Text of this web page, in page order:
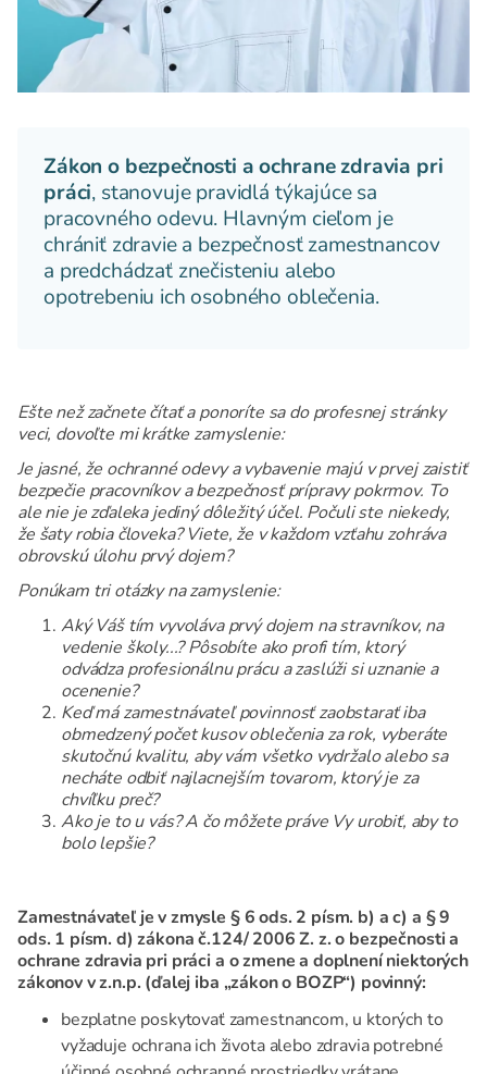
Zákon o bezpečnosti a ochrane zdravia pri
práci, stanovuje pravidlá týkajúce sa
pracovného odevu. Hlavným cieľom je
chrániť zdravie a bezpečnosť zamestnancov
a predchádzať znečisteniu alebo
opotrebeniu ich osobného oblečenia.
Ešte než začnete čítať a ponoríte sa do profesnej stránky
veci, dovoľte mi krátke zamyslenie:
Je jasné, že ochranné odevy a vybavenie majú v prvej zaistiť
bezpečie pracovníkov a bezpečnosť prípravy pokrmov. To
ale nie je zďaleka jediný dôležitý účel. Počuli ste niekedy,
že šaty robia človeka? Viete, že v každom vzťahu zohráva
obrovskú úlohu prvý dojem?
Ponúkam tri otázky na zamyslenie:
Aký Váš tím vyvoláva prvý dojem na stravníkov, na
vedenie školy...? Pôsobíte ako profi tím, ktorý
odvádza profesionálnu prácu a zaslúži si uznanie a
ocenenie?
Keď má zamestnávateľ povinnosť zaobstarať iba
obmedzený počet kusov oblečenia za rok, vyberáte
skutočnú kvalitu, aby vám všetko vydržalo alebo sa
necháte odbiť najlacnejším tovarom, ktorý je za
chvíľku preč?
Ako je to u vás? A čo môžete práve Vy urobiť, aby to
bolo lepšie?
Zamestnávateľ je v zmysle § 6 ods. 2 písm. b) a c) a § 9
ods. 1 písm. d) zákona č.124/ 2006 Z. z. o bezpečnosti a
ochrane zdravia pri práci a o zmene a doplnení niektorých
zákonov v z.n.p. (ďalej iba „zákon o BOZP“) povinný:
bezplatne poskytovať zamestnancom, u ktorých to
vyžaduje ochrana ich života alebo zdravia potrebné